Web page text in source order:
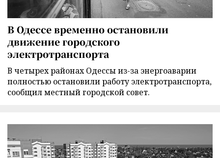
В Одессе временно остановили
движение городского
электротранспорта
В четырех районах Одессы из-за энергоаварии
полностью остановили работу электротранспорта,
сообщил местный городской совет.